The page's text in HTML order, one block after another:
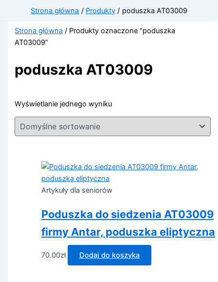
Strona główna Produkty poduszka AT03009
Strona główna / Produkty oznaczone “poduszka
AT03009”
poduszka AT03009
Wyświetlanie jednego wyniku
Artykuły dla seniorów
Poduszka do siedzenia AT03009
firmy Antar, poduszka eliptyczna
70.00zł Dodaj do koszyka